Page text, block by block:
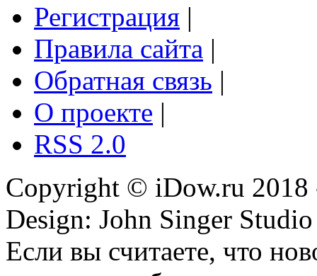
Регистрация |
Правила сайта |
Обратная связь |
О проекте |
RSS 2.0
Copyright © iDow.ru 2018
Design: John Singer Studio
Если вы считаете, что